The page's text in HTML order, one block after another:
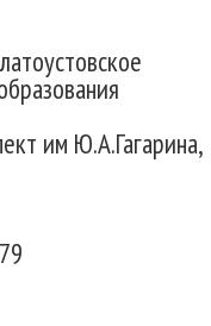
им Ю.А.Гагарина,